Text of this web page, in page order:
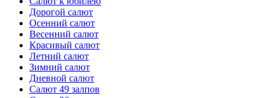
Дорогой салют
Осенний салют
Весенний салют
Красивый салют
Летний салют
Зимний салют
Дневной салют
Салют 49 залпов